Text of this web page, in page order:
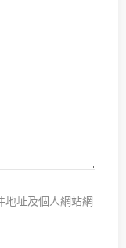
地址及個人網站網